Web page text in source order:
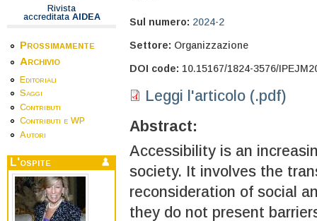
Rivista
accreditata AIDEA
Prossimamente
Archivio
Editoriali
Saggi
Contributi
Contributi e WP
Autori
L'ospite
Sul numero: 2024-2
Settore: Organizzazione
DOI code: 10.15167/1824-3576/
Leggi l'articolo (.pdf)
Abstract:
Accessibility is an
society. It involves the
reconsideration of social
they do not present